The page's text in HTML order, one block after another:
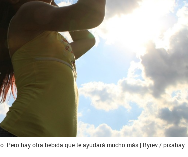
Pero hay otra bebida que te ayudará mucho más | Byrev / pixabay